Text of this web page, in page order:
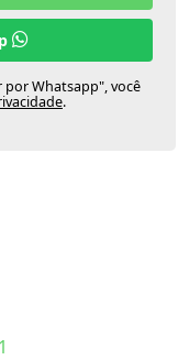
por Whatsapp", você
.